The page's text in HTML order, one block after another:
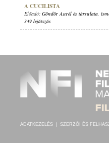
A CUCILISTA
Előadó: Göndör Aurél és társulata,
349 lejátszás
ADATKEZELÉS SZERZŐI ÉS